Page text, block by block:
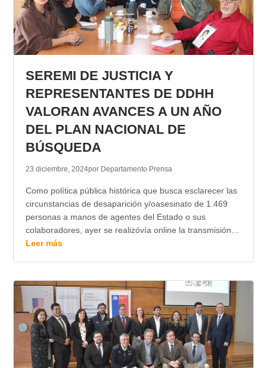
SEREMI DE JUSTICIA Y
REPRESENTANTES DE DDHH
VALORAN AVANCES A UN AÑO
DEL PLAN NACIONAL DE
BÚSQUEDA
23 diciembre, 2024por Departamento Prensa
Como política pública histórica que busca esclarecer las
circunstancias de desaparición y/oasesinato de 1.469
personas a manos de agentes del Estado o sus
colaboradores, ayer se realizóvía online la transmisión…
Leer más